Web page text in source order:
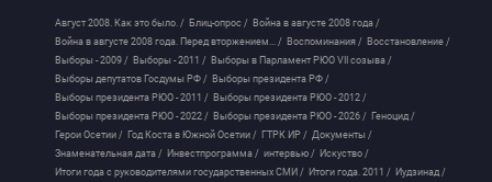
Август 2008. Как это было. / Блиц-опрос / Война в августе 2008 года /
Война в августе 2008 года. Перед вторжением... / Воспоминания / Восстановление /
Выборы - 2009 / Выборы - 2011 / Выборы в Парламент РЮО VII созыва /
Выборы депутатов Госдумы РФ / Выборы президента РФ /
Выборы президента РЮО - 2011 / Выборы президента РЮО - 2012 /
Выборы президента РЮО - 2022 / Выборы президента РЮО - 2026 / Геноцид /
Герои Осетии / Год Коста в Южной Осетии / ГТРК ИР / Документы /
Знаменательная дата / Инвестпрограмма / интервью / Искуство /
Итоги года с руководителями государственных СМИ / Итоги года. 2011 / Иудзинад /